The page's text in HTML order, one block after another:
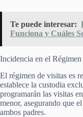
Te puede interesar:
Funciona y Cuáles
Incidencia en el
El régimen de visitas es
establece la custodia
programarán las visitas
menor, asegurando que
ambos padres.